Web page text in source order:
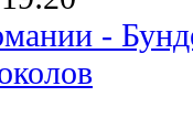
-